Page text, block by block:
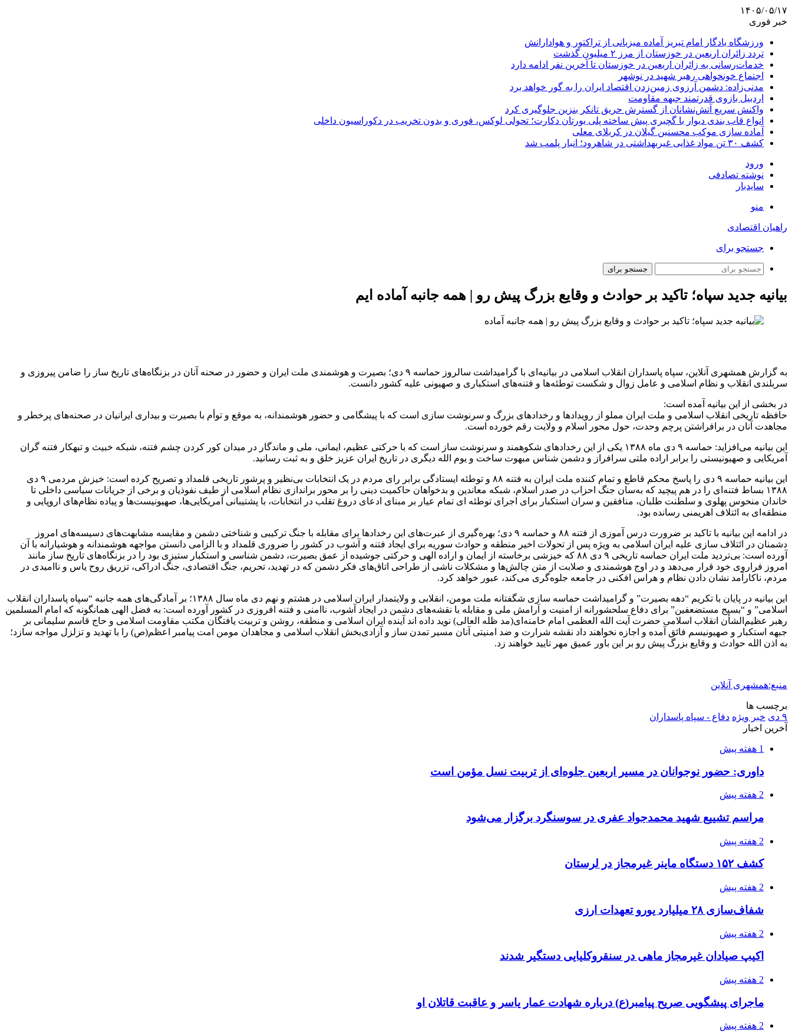
۱۴۰۵/۰۵/۱۷
خبر فوری
ورزشگاه یادگار امام تبریز آماده میزبانی از تراکتور و هوادارانش
تردد زائران اربعین در خوزستان از مرز ۲ میلیون گذشت
خدمات‌رسانی به زائران اربعین در خوزستان تا آخرین نفر ادامه دارد
اجتماع خونخواهی رهبر شهید در نوشهر
مدنی‌زاده: دشمن آرزوی زمین‌زدن اقتصاد ایران را به گور خواهد برد
اردبیل بازوی قدرتمند جبهه مقاومت
واکنش سریع آتش‌نشانان از گسترش حریق تانکر بنزین جلوگیری کرد
انواع قاب بندی دیوار با گچبری پیش ساخته پلی یورتان دکارت؛ تحولی لوکس، فوری و بدون تخریب در دکوراسیون داخلی
آماده سازی موکب محسنین گیلان در کربلای معلی
کشف ۳۰ تن مواد غذایی غیربهداشتی در شاهرود؛ انبار پلمب شد
ورود
نوشته تصادفی
سایدبار
منو
راهیان اقتصادی
جستجو برای
جستجو برای
بیانیه جدید سپاه؛ تاکید بر حوادث و وقایع بزرگ پیش رو | همه جانبه آماده ایم
به گزارش همشهری آنلاین،‌ سپاه پاسداران انقلاب اسلامی در بیانیه‌ای با گرامیداشت سالروز حماسه ۹ دی؛ بصیرت و هوشمندی ملت ایران و حضور در صحنه آنان در بزنگاه‌های تاریخ ساز را ضامن پیروزی و
سربلندی انقلاب و نظام اسلامی و عامل زوال و شکست توطئه‌ها و فتنه‌های استکباری و صهیونی علیه کشور دانست.
در بخشی از این بیانیه آمده است:
حافظه تاریخی انقلاب اسلامی و ملت ایران مملو از رویدادها و رخدادهای بزرگ و سرنوشت سازی است که با پیشگامی و حضور هوشمندانه، به موقع و توأم با بصیرت و بیداری ایرانیان در صحنه‌های پرخطر و
مجاهدت آنان در برافراشتن پرچم وحدت، حول محور اسلام و ولایت رقم خورده است.
این بیانیه می‌افزاید: حماسه ۹ دی ماه ۱۳۸۸ یکی از این رخدادهای شکوهمند و سرنوشت ساز است که با حرکتی عظیم، ایمانی، ملی و ماندگار در میدان کور کردن چشم فتنه، شبکه خبیث و تبهکار فتنه گران
آمریکایی و صهیونیستی را برابر اراده ملتی سرافراز و دشمن شناس مبهوت ساخت و یوم الله دیگری در تاریخ ایران عزیز خلق و به ثبت رسانید.
این بیانیه حماسه ۹ دی را پاسخ محکم قاطع و تمام کننده ملت ایران به فتنه ۸۸ و توطئه ایستادگی برابر رای مردم در یک انتخابات بی‌نظیر و پرشور تاریخی قلمداد و تصریح کرده است: خیزش مردمی ۹ دی
۱۳۸۸ بساط فتنه‌ای را در هم پیچید که به‌سان جنگ احزاب در صدر اسلام، شبکه معاندین و بدخواهان حاکمیت دینی را بر محور براندازی نظام اسلامی از طیف نفوذیان و برخی از جریانات سیاسی داخلی تا
خاندان منحوس پهلوی و سلطنت طلبان، منافقین و سران استکبار برای اجرای ‌توطئه ای تمام عیار بر مبنای ادعای دروغ تقلب در انتخابات، با پشتیبانی آمریکایی‌ها، صهیونیست‌ها و پیاده نظام‌های اروپایی و
منطقه‌ای به ائتلاف اهریمنی رسانده بود.
در ادامه این بیانیه با تاکید بر ضرورت درس آموزی از فتنه ۸۸ و حماسه ۹ دی؛ بهره‌گیری از عبرت‌های این رخدادها برای مقابله با جنگ ترکیبی و شناختی دشمن و مقایسه مشابهت‌های دسیسه‌های امروز
دشمنان در ائتلاف سازی علیه ایران اسلامی به ویژه پس از تحولات اخیر منطقه و حوادث سوریه برای ایجاد فتنه و آشوب در کشور را ضروری قلمداد و با الزامی دانستن مواجهه هوشمندانه و هوشیارانه با آن
آورده است: بی‌تردید ملت ایران حماسه تاریخی ۹ دی ۸۸ که خیزشی برخاسته از ایمان و اراده الهی و حرکتی جوشیده از عمق بصیرت، دشمن شناسی و استکبار ستیزی بود را در بزنگاه‌های تاریخ ساز مانند
امروز فراروی خود قرار می‌دهد و در اوج هوشمندی و صلابت از متن چالش‌ها و مشکلات ناشی از طراحی اتاق‌های فکر دشمن که در تهدید، تحریم، جنگ اقتصادی، جنگ ادراکی، تزریق روح یاس و ناامیدی در
مردم، ناکارآمد نشان دادن نظام و هراس افکنی در جامعه جلوه‌گری می‌کند، عبور خواهد کرد.
این بیانیه در پایان با تکریم “دهه بصیرت” و گرامیداشت حماسه سازی شگفتانه ملت مومن، انقلابی و ولایتمدار ایران اسلامی در هشتم و نهم دی ماه سال ۱۳۸۸؛ بر آمادگی‌های همه جانبه “سپاه پاسداران انقلاب
اسلامی” و “بسیج مستضعفین” برای دفاع سلحشورانه از امنیت و آرامش ملی و مقابله با نقشه‌های دشمن در ایجاد آشوب، ناامنی و فتنه افروزی در کشور آورده است: به فضل الهی همانگونه که امام المسلمین
رهبر عظیم‌الشأن انقلاب اسلامی حضرت آیت الله العظمی امام خامنه‌ای(مد ظله العالی) نوید داده اند آینده ایران اسلامی و منطقه، روشن و تربیت یافتگان مکتب مقاومت اسلامی و حاج قاسم سلیمانی بر
جبهه استکبار و صهیونیسم فائق آمده و اجازه نخواهند داد نقشه شرارت و ضد امنیتی آنان مسیر تمدن ساز و آزادی‌بخش انقلاب اسلامی و مجاهدان مومن امت پیامبر اعظم(ص) را با تهدید و تزلزل مواجه سازد؛
به اذن الله حوادث و وقایع بزرگ پیش رو بر این باور عمیق مهر تایید خواهند زد.
منبع:همشهری آنلاین
برچسب ها
۹ دی
خبر ویژه دفاع - سپاه پاسداران
آخرین اخبار
1 هفته پیش
داوری: حضور نوجوانان در مسیر اربعین جلوه‌ای از تربیت نسل مؤمن است
2 هفته پیش
مراسم تشییع شهید محمدجواد عفری در سوسنگرد برگزار می‌شود
2 هفته پیش
کشف ۱۵۲ دستگاه ماینر غیرمجاز در لرستان
2 هفته پیش
شفاف‌سازی ۲۸ میلیارد یورو تعهدات ارزی
2 هفته پیش
اکیپ صیادان غیرمجاز ماهی در سنقروکلیایی دستگیر شدند
2 هفته پیش
ماجرای پیشگویی صریح پیامبر(ع) درباره شهادت عمار یاسر و عاقبت قاتلان او
2 هفته پیش